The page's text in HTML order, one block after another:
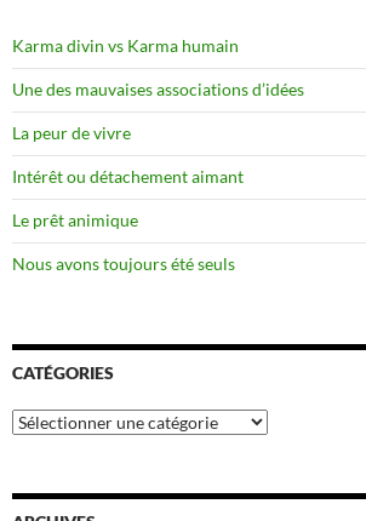
Karma divin vs Karma humain
Une des mauvaises associations d’idées
La peur de vivre
Intérêt ou détachement aimant
Le prêt animique
Nous avons toujours été seuls
CATÉGORIES
Catégories